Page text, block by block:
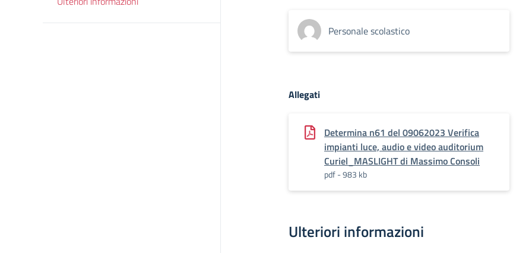
Personale scolastico
Allegati
Determina n61 del 09062023 Verifica
impianti luce, audio e video auditorium
Curiel_MASLIGHT di Massimo Consoli
pdf - 983 kb
Ulteriori informazioni